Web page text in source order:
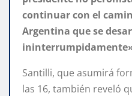
continuar con el
Argentina que se
Santilli, que asumirá
las 16, también reveló